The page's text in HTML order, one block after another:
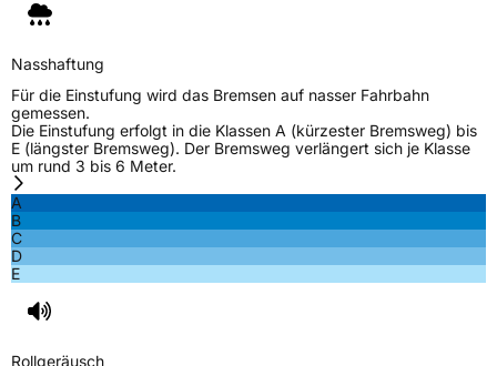
Verstärkt
EU Label
EffizienzB
Nasshaftung
Nasshaftung
Für die Einstufung wird das Bremsen auf nasser Fahrbahn
gemessen.
Die Einstufung erfolgt in die Klassen A (kürzester Bremsweg) bis
E (längster Bremsweg). Der Bremsweg verlängert sich je Klasse
um rund 3 bis 6 Meter.
A
B
C
D
E
Rollgeräusch